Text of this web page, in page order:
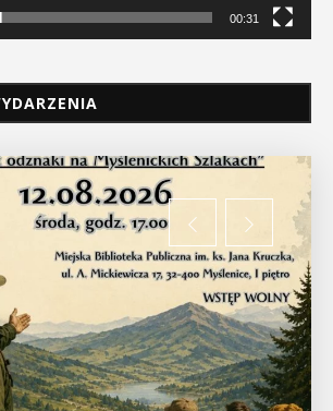
00:31